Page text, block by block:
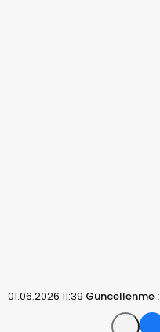
01.06.2026 11:39 Güncellenme :